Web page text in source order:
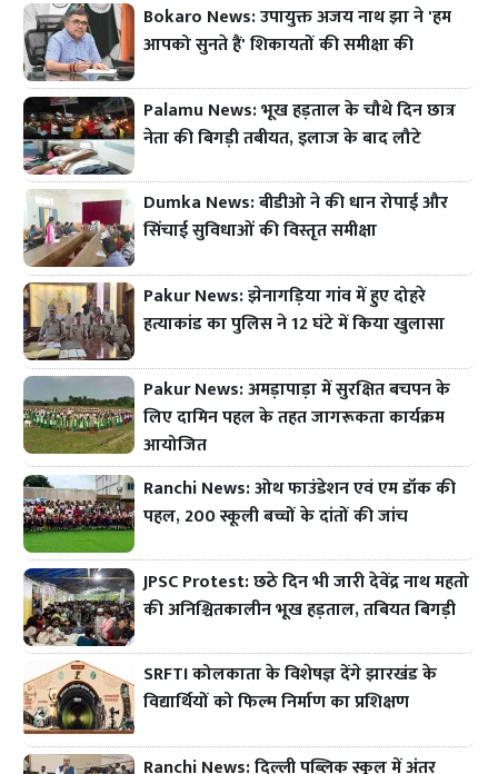
Bokaro News: उपायुक्त अजय नाथ झा ने 'हम
आपको सुनते हैं' शिकायतों की समीक्षा की
Palamu News: भूख हड़ताल के चौथे दिन छात्र
नेता की बिगड़ी तबीयत, इलाज के बाद लौटे
Dumka News: बीडीओ ने की धान रोपाई और
सिंचाई सुविधाओं की विस्तृत समीक्षा
Pakur News: झेनागड़िया गांव में हुए दोहरे
हत्याकांड का पुलिस ने 12 घंटे में किया खुलासा
Pakur News: अमड़ापाड़ा में सुरक्षित बचपन के
लिए दामिन पहल के तहत जागरूकता कार्यक्रम
आयोजित
Ranchi News: ओथ फाउंडेशन एवं एम डॉक की
पहल, 200 स्कूली बच्चों के दांतों की जांच
JPSC Protest: छठे दिन भी जारी देवेंद्र नाथ महतो
की अनिश्चितकालीन भूख हड़ताल, तबियत बिगड़ी
SRFTI कोलकाता के विशेषज्ञ देंगे झारखंड के
विद्यार्थियों को फिल्म निर्माण का प्रशिक्षण
Ranchi News: दिल्ली पब्लिक स्कूल में अंतर